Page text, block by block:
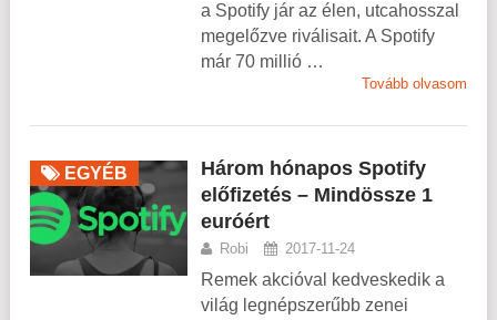
a Spotify jár az élen, utcahosszal
megelőzve riválisait. A Spotify
már 70 millió …
Tovább olvasom
EGYÉB
Három hónapos Spotify
előfizetés – Mindössze 1
euróért
Robi 2017-11-24
Remek akcióval kedveskedik a
világ legnépszerűbb zenei